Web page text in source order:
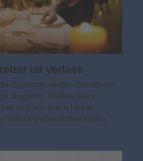
ist Verlass
Zigaretten werden Brandherde
ausgelöst. Bleiben diese
sich aus einem kleinen
Gefahr. Insbesondere nachts